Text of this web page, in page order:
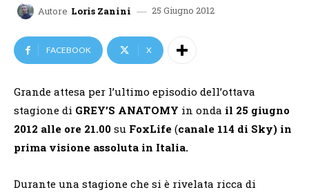
Autore Loris Zanini 25 Giugno 2012
FACEBOOK X
Grande attesa per l’ultimo episodio dell’ottava
stagione di GREY’S ANATOMY in onda il 25 giugno
2012 alle ore 21.00 su FoxLife (canale 114 di Sky) in
prima visione assoluta in Italia.
Durante una stagione che si è rivelata ricca di